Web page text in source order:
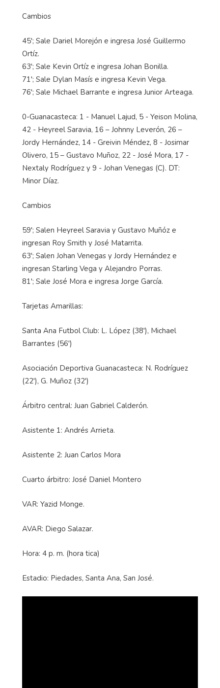
Cambios
45'; Sale Dariel Morejón e ingresa José Guillermo
Ortíz.
63'; Sale Kevin Ortíz e ingresa Johan Bonilla.
71'; Sale Dylan Masís e ingresa Kevin Vega.
76'; Sale Michael Barrante e ingresa Junior Arteaga.
0-Guanacasteca: 1 - Manuel Lajud, 5 - Yeison Molina,
42 - Heyreel Saravia, 16 – Johnny Leverón, 26 –
Jordy Hernández, 14 - Greivin Méndez, 8 - Josimar
Olivero, 15 – Gustavo Muñoz, 22 - José Mora, 17 -
Nextaly Rodríguez y 9 - Johan Venegas (C). DT:
Minor Díaz.
Cambios
59'; Salen Heyreel Saravia y Gustavo Muñóz e
ingresan Roy Smith y José Matarrita.
63'; Salen Johan Venegas y Jordy Hernández e
ingresan Starling Vega y Alejandro Porras.
81'; Sale José Mora e ingresa Jorge García.
Tarjetas Amarillas:
Santa Ana Futbol Club: L. López (38'), Michael
Barrantes (56')
Asociación Deportiva Guanacasteca: N. Rodríguez
(22'), G. Muñoz (32')
Árbitro central: Juan Gabriel Calderón.
Asistente 1: Andrés Arrieta.
Asistente 2: Juan Carlos Mora
Cuarto árbitro: José Daniel Montero
VAR: Yazid Monge.
AVAR: Diego Salazar.
Hora: 4 p. m. (hora tica)
Estadio: Piedades, Santa Ana, San José.